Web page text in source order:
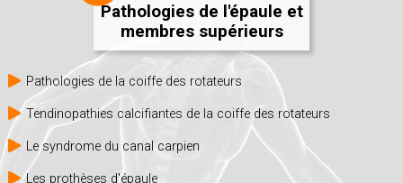
Pathologies de l'épaule et
membres supérieurs
Pathologies de la coiffe des rotateurs
Tendinopathies calcifiantes de la coiffe des rotateurs
Le syndrome du canal carpien
Les prothèses d'épaule